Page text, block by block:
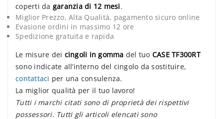
coperti da garanzia di 12 mesi.
Miglior Prezzo, Alta Qualità, pagamento sicuro online
Evasione ordini in massimo 12 ore
Spedizione gratuita e rapida
Le misure dei cingoli in gomma del tuo CASE TF300RT
sono indicate all’interno del cingolo da sostituire,
contattaci per una consulenza.
La miglior qualità per il tuo lavoro!
Tutti i marchi citati sono di proprietà dei rispettivi
possessori. Tutti gli articoli elencati sono